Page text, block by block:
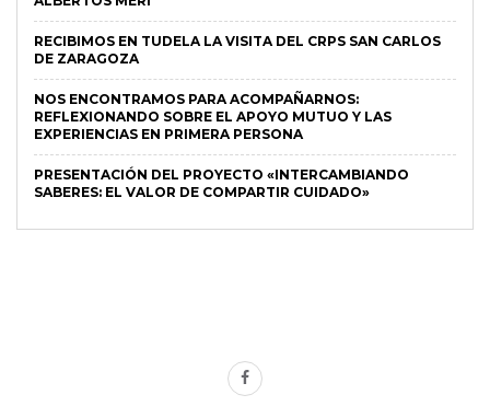
RECIBIMOS EN TUDELA LA VISITA DEL CRPS SAN CARLOS
DE ZARAGOZA
NOS ENCONTRAMOS PARA ACOMPAÑARNOS:
REFLEXIONANDO SOBRE EL APOYO MUTUO Y LAS
EXPERIENCIAS EN PRIMERA PERSONA
PRESENTACIÓN DEL PROYECTO «INTERCAMBIANDO
SABERES: EL VALOR DE COMPARTIR CUIDADO»